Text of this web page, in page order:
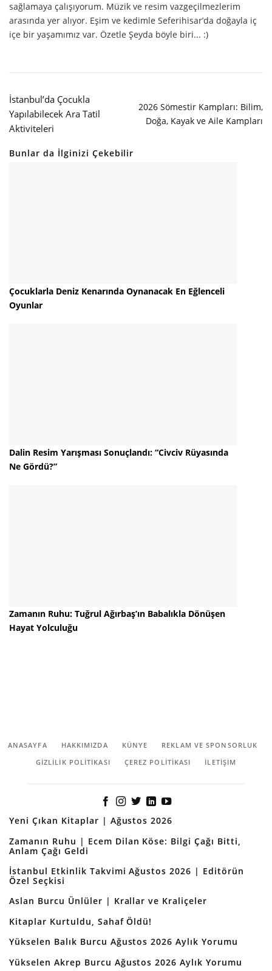
sağlamaya çalışıyorum. Müzik ve resim vazgeçilmezlerim
arasında yer alıyor. Eşim ve kedimle Seferihisar’da doğayla iç
içe bir yaşamımız var. Özetle Şeyda böyle biri... :)
İstanbul’da Çocukla
Yapılabilecek Ara Tatil
Aktiviteleri
2026 Sömestir Kampları: Bilim,
Doğa, Kayak ve Aile Kampları
Bunlar da İlginizi Çekebilir
Çocuklarla Deniz Kenarında Oynanacak En Eğlenceli
Oyunlar
Dalin Resim Yarışması Sonuçlandı: “Civciv Rüyasında
Ne Gördü?”
Zamanın Ruhu: Tuğrul Ağırbaş’ın Babalıkla Dönüşen
Hayat Yolculuğu
ANASAYFA HAKKIMIZDA KÜNYE
REKLAM VE SPONSORLUK
GIZLILIK POLITIKASI
ÇEREZ POLITIKASI İLETİŞİM
Yeni Çıkan Kitaplar | Ağustos 2026
Zamanın Ruhu | Ecem Dilan Köse: Bilgi Çağı Bitti,
Anlam Çağı Geldi
İstanbul Etkinlik Takvimi Ağustos 2026 | Editörün
Özel Seçkisi
Aslan Burcu Ünlüler | Krallar ve Kraliçeler
Kitaplar Kurtuldu, Sahaf Öldü!
Yükselen Balık Burcu Ağustos 2026 Aylık Yorumu
Yükselen Akrep Burcu Ağustos 2026 Aylık Yorumu